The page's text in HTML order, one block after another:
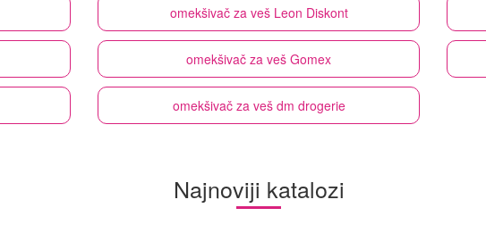
omekšivač za veš Leon Diskont
omekšivač za veš Gomex
omekšivač za veš dm drogerie
Najnoviji katalozi